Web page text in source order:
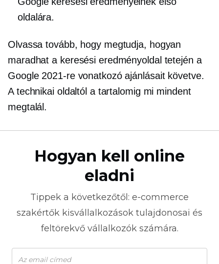
oldalára.
Olvassa tovább, hogy megtudja, hogyan
maradhat a keresési eredményoldal tetején a
Google 2021-re vonatkozó ajánlásait követve.
A technikai oldaltól a tartalomig mi mindent
megtalál.
Hogyan kell online
eladni
Tippek a következőtől: e-commerce
szakértők kisvállalkozások tulajdonosai és
feltörekvő vállalkozók számára.